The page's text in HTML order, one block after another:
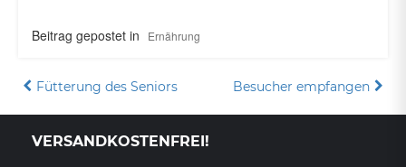
Beitrag gepostet in Ernährung
Beitragsnavigation
Fütterung des Seniors Besucher empfangen
VERSANDKOSTENFREI!